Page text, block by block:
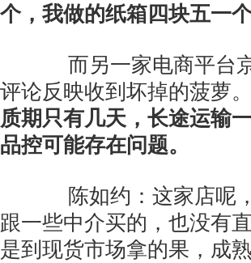
个，我做的纸箱四块五一个
而另一家电商平台京
评论反映收到坏掉的菠萝
质期只有几天，长途运输
品控可能存在问题。
陈如约：这家店呢，
跟一些中介买的，也没有
是到现货市场拿的果，成